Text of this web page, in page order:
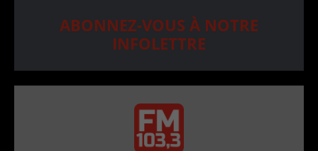
ABONNEZ-VOUS À NOTRE
INFOLETTRE